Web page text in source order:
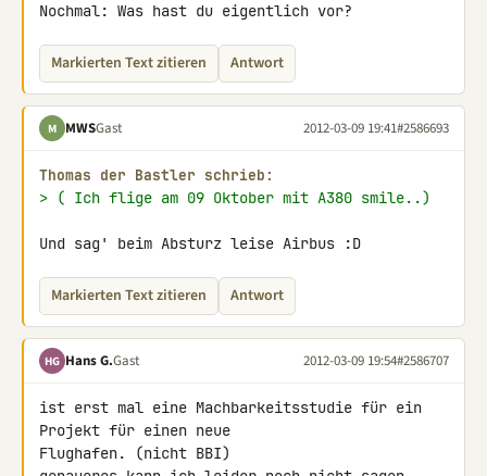
Nochmal: Was hast du eigentlich vor?
Markierten Text zitieren Antwort
M MWSGast 2012-03-09 19:41#2586693
Thomas der Bastler schrieb:
> ( Ich flige am 09 Oktober mit A380 smile..)
Und sag' beim Absturz leise Airbus :D
Markierten Text zitieren Antwort
HG Hans G.Gast 2012-03-09 19:54#2586707
ist erst mal eine Machbarkeitsstudie für ein
Projekt für einen neue
Flughafen. (nicht BBI)